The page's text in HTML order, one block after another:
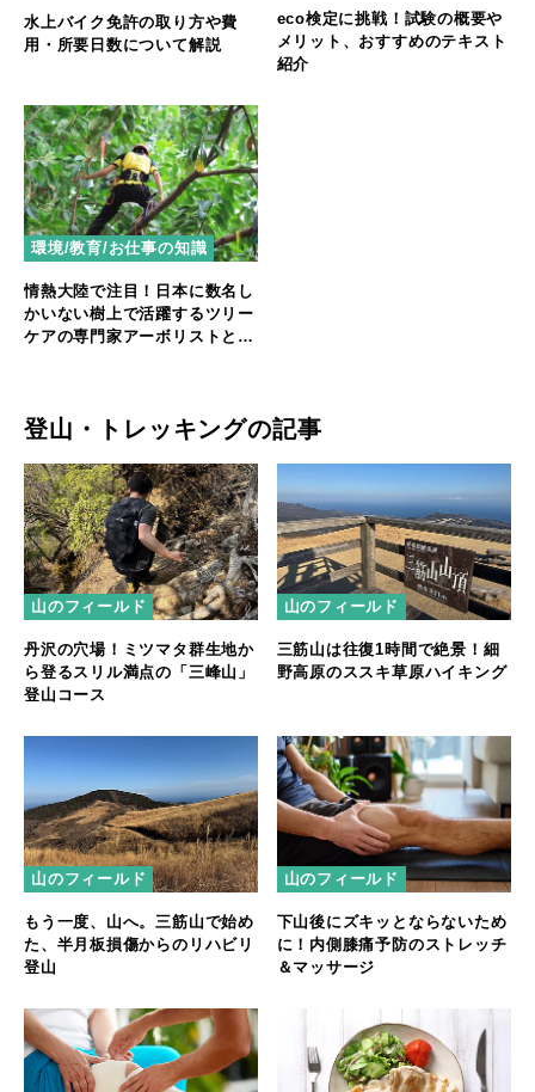
水上バイク免許の取り方や費
用・所要日数について解説
eco検定に挑戦！試験の概要や
メリット、おすすめのテキスト
紹介
環境/教育/お仕事の知識
情熱大陸で注目！日本に数名し
かいない樹上で活躍するツリー
ケアの専門家アーボリストと
登山・トレッキングの記事
山のフィールド
丹沢の穴場！ミツマタ群生地か
ら登るスリル満点の「三峰山」
登山コース
山のフィールド
三筋山は往復1時間で絶景！細
野高原のススキ草原ハイキング
山のフィールド
もう一度、山へ。三筋山で始め
た、半月板損傷からのリハビリ
登山
山のフィールド
下山後にズキッとならないため
に！内側膝痛予防のストレッチ
＆マッサージ